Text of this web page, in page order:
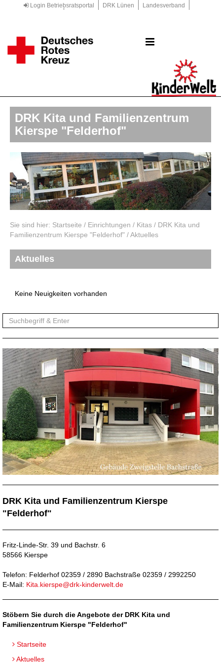
Login Betriebsratsportal DRK Lünen
Landesverband
DRK Kita und Familienzentrum
Kierspe "Felderhof"
Sie sind hier: Startseite / Einrichtungen / Kitas / DRK Kita und
Familienzentrum Kierspe "Felderhof" /Aktuelles
Aktuelles
Keine Neuigkeiten vorhanden
DRK Kita und Familienzentrum Kierspe
"Felderhof"
Fritz-Linde-Str. 39 und Bachstr. 6
58566 Kierspe
Telefon: Felderhof 02359 / 2890 Bachstraße 02359 / 2992250
E-Mail: Kita.kierspe@drk-kinderwelt.de
Stöbern Sie durch die Angebote der DRK Kita und
Familienzentrum Kierspe "Felderhof"
Startseite
Aktuelles